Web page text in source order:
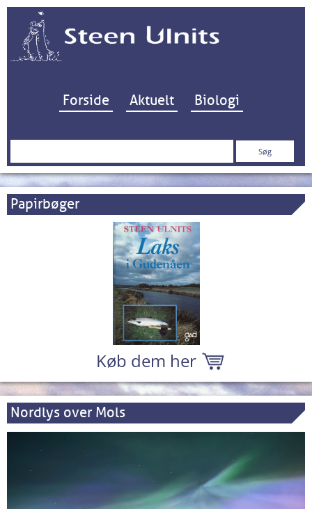
Hop til indhold
Forside Aktuelt Biologi
Søg
Papirbøger
Køb dem her
Nordlys over Mols